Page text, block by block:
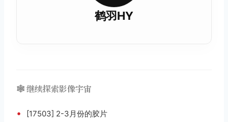
鹤羽HY
🕸️ 继续探索影像宇宙
• [17503] 2-3月份的胶片